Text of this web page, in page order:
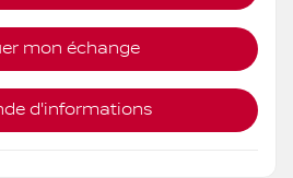
mon échange
d'informations